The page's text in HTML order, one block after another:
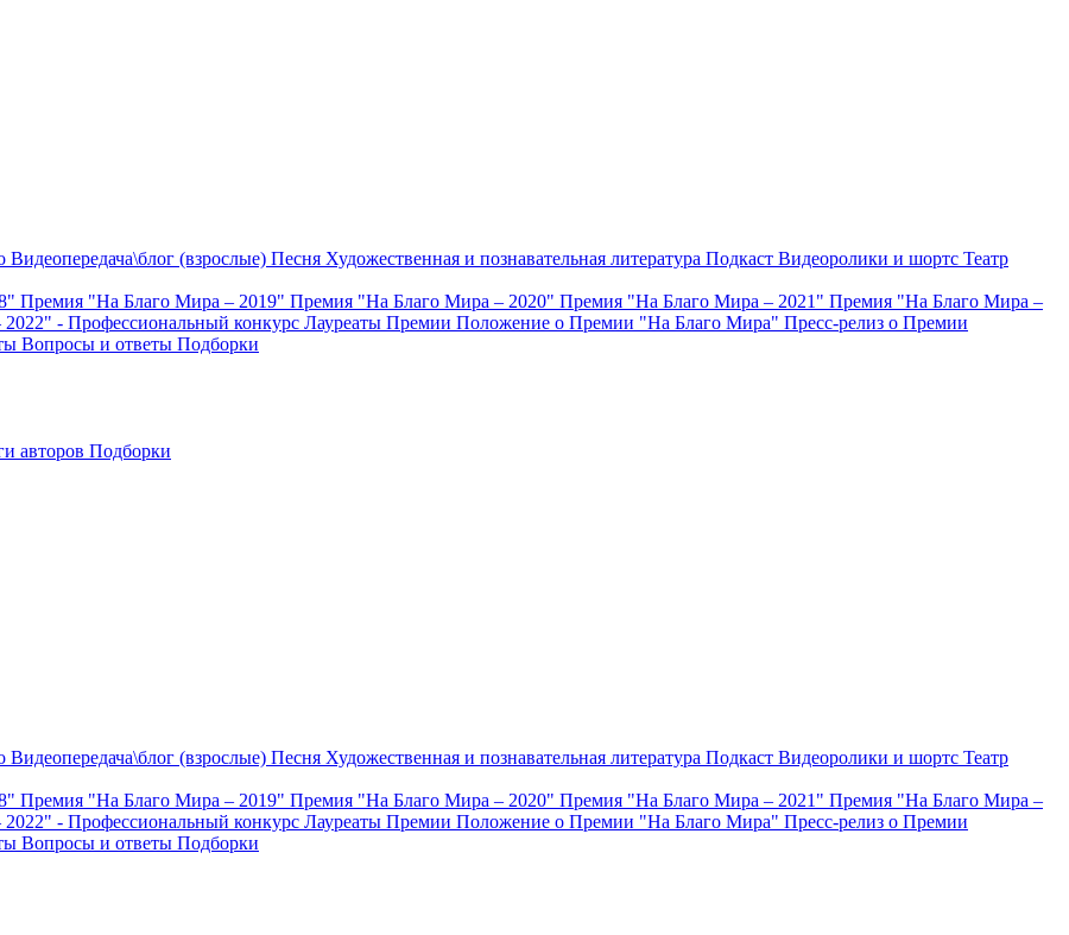
Видеопередача\блог (взрослые) Песня Художественная и познавательная литература Подкаст Видеоролики и шортс Театр
Премия "На Благо Мира – 2019" Премия "На Благо Мира – 2020" Премия "На Благо Мира – 2021" Премия "На Благо Мира –
- Профессиональный конкурс Лауреаты Премии Положение о Премии "На Благо Мира" Пресс-релиз о Премии
Вопросы и ответы Подборки
авторов Подборки
Видеопередача\блог (взрослые) Песня Художественная и познавательная литература Подкаст Видеоролики и шортс Театр
Премия "На Благо Мира – 2019" Премия "На Благо Мира – 2020" Премия "На Благо Мира – 2021" Премия "На Благо Мира –
- Профессиональный конкурс Лауреаты Премии Положение о Премии "На Благо Мира" Пресс-релиз о Премии
Вопросы и ответы Подборки